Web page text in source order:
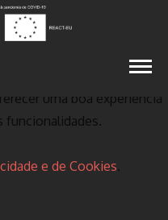
de cookies para
necessários,
uma boa experiência
funcionalidades.
e de Cookies.